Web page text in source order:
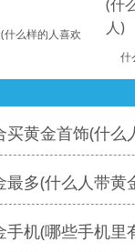
么样的人喜欢
什
买黄金首饰(什么
最多(什么人带黄
手机(哪些手机里